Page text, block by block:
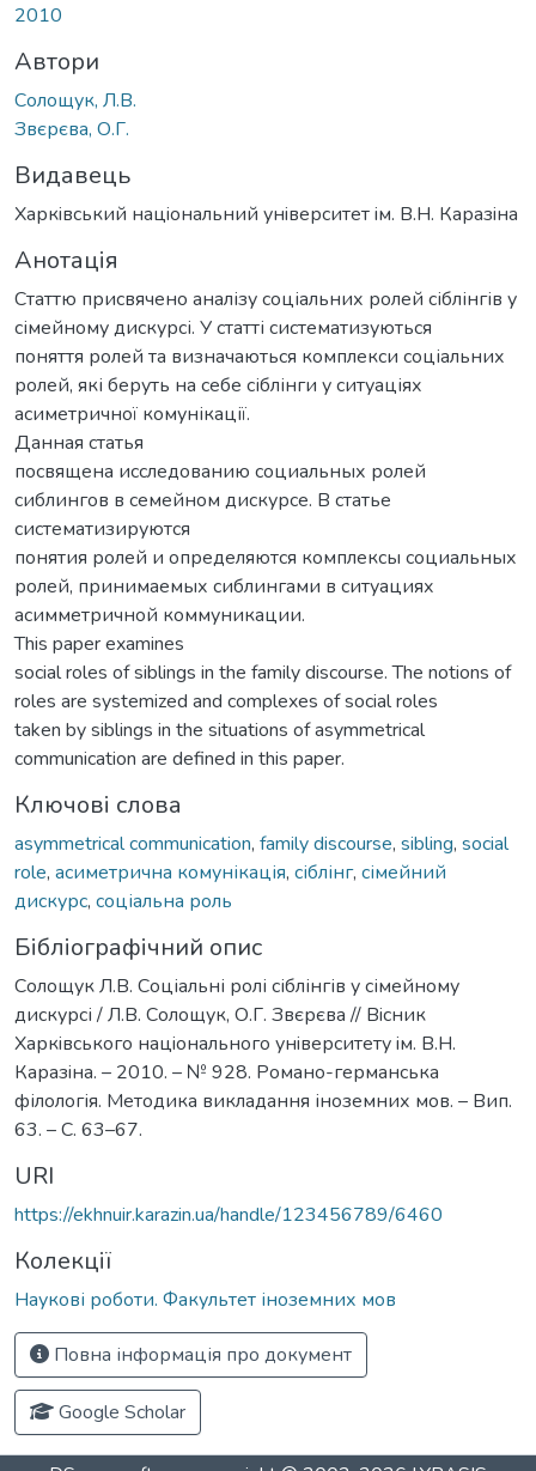
2010
Автори
Солощук, Л.В.
Звєрєва, О.Г.
Видавець
Харкiвський нацiональний унiверситет iм. В.Н. Каразiна
Анотація
Статтю присвячено аналізу соціальних ролей сіблінгів у
сімейному дискурсі. У статті систематизуються
поняття ролей та визначаються комплекси соціальних
ролей, які беруть на себе сіблінги у ситуаціях
асиметричної комунікації.
Данная статья
посвящена исследованию социальных ролей
сиблингов в семейном дискурсе. В статье
систематизируются
понятия ролей и определяются комплексы социальных
ролей, принимаемых сиблингами в ситуациях
асимметричной коммуникации.
This paper examines
social roles of siblings in the family discourse. The notions of
roles are systemized and complexes of social roles
taken by siblings in the situations of asymmetrical
communication are defined in this paper.
Ключові слова
asymmetrical communication, family discourse, sibling, social
role, асиметрична комунікація, сіблінг, сімейний
дискурс, соціальна роль
Бібліографічний опис
Солощук Л.В. Соціальні ролі сіблінгів у сімейному
дискурсі / Л.В. Солощук, О.Г. Звєрєва // Вiсник
Харкiвського нацiонального унiверситету iм. В.Н.
Каразiна. – 2010. – № 928. Романо-германська
філологія. Методика викладання іноземних мов. – Вип.
63. – С. 63–67.
URI
https://ekhnuir.karazin.ua/handle/123456789/6460
Колекції
Наукові роботи. Факультет іноземних мов
Повна інформація про документ
Google Scholar